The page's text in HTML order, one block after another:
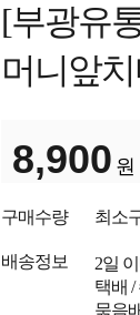
[부광유
머니앞
8,900 원
구매수량 최소
배송정보 2일
택배
묶음